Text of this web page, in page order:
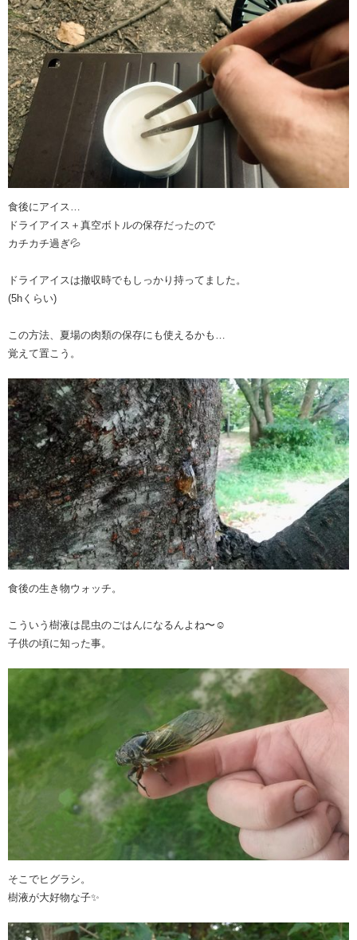
食後にアイス…
ドライアイス＋真空ボトルの保存だったので
カチカチ過ぎ💦
ドライアイスは撤収時でもしっかり持ってました。
(5hくらい)
この方法、夏場の肉類の保存にも使えるかも…
覚えて置こう。
食後の生き物ウォッチ。
こういう樹液は昆虫のごはんになるんよね〜☺️
子供の頃に知った事。
そこでヒグラシ。
樹液が大好物な子✨